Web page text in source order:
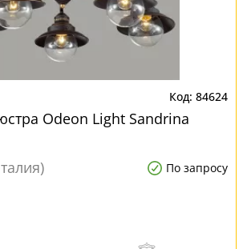
84624
Odeon Light Sandrina
По запросу